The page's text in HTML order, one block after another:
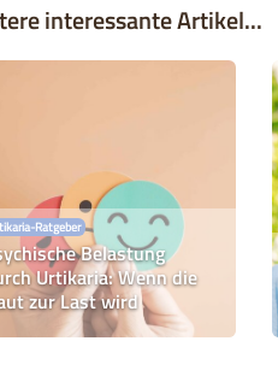
interessante Artikel...
Ratgeber
Belastung
Urtikaria: Wenn die
zur Last wird